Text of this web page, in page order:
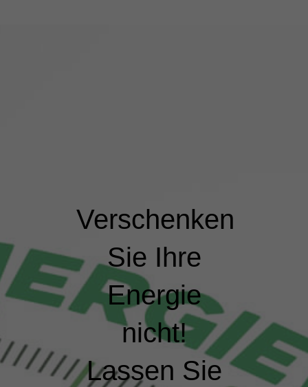
Verschenken
Sie Ihre
Energie
nicht!
Lassen Sie